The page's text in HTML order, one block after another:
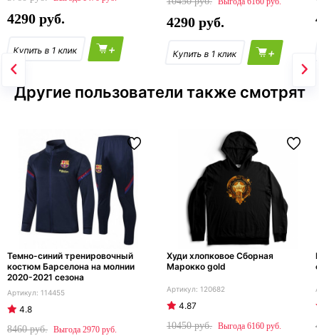
4290
+
4290
+
Другие пользователи также смотрят
Темно-синий тренировочный
костюм Барселона на молнии
2020-2021 сезона
114455
4.8
8460
2970
Худи хлопковое Сборная
Марокко gold
120682
4.87
10450
6160